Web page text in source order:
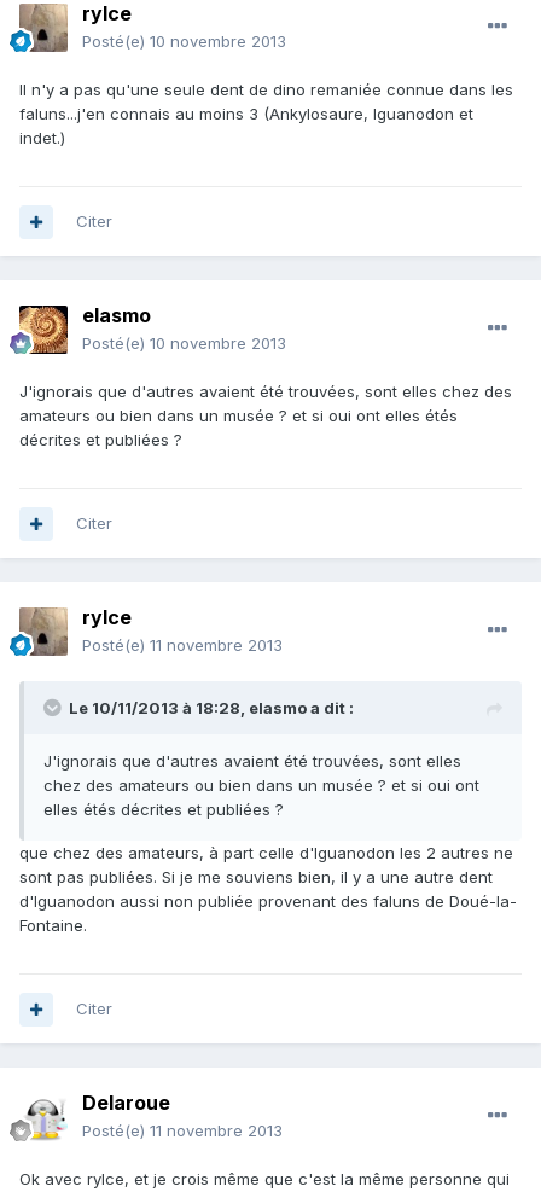
rylce
Posté(e) 10 novembre 2013
Il n'y a pas qu'une seule dent de dino remaniée connue dans les
faluns...j'en connais au moins 3 (Ankylosaure, Iguanodon et
indet.)
Citer
elasmo
Posté(e) 10 novembre 2013
J'ignorais que d'autres avaient été trouvées, sont elles chez des
amateurs ou bien dans un musée ? et si oui ont elles étés
décrites et publiées ?
Citer
rylce
Posté(e) 11 novembre 2013
Le 10/11/2013 à 18:28, elasmo a dit :
J'ignorais que d'autres avaient été trouvées, sont elles
chez des amateurs ou bien dans un musée ? et si oui ont
elles étés décrites et publiées ?
que chez des amateurs, à part celle d'Iguanodon les 2 autres ne
sont pas publiées. Si je me souviens bien, il y a une autre dent
d'Iguanodon aussi non publiée provenant des faluns de Doué-la-
Fontaine.
Citer
Delaroue
Posté(e) 11 novembre 2013
Ok avec rylce, et je crois même que c'est la même personne qui